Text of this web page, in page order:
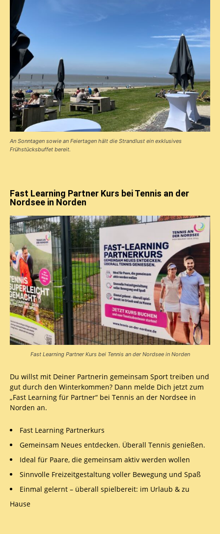
An Sonntagen sowie an Feiertagen hält die Strandlust ein exklusives
Frühstücks­buffet bereit.
Fast Learning Partner Kurs bei Tennis an der
Nordsee in Norden
Fast Learning Partner Kurs bei Tennis an der Nordsee in Norden
Du willst mit Deiner Partnerin gemeinsam Sport treiben und
gut durch den Winterkommen? Dann melde Dich jetzt zum
„Fast Learning für Partner“ bei Tennis an der Nordsee in
Norden an.
Fast Learning Partnerkurs
Gemeinsam Neues entdecken. Überall Tennis genießen.
Ideal für Paare, die gemeinsam aktiv werden wollen
Sinnvolle Freizeitgestaltung voller Bewegung und Spaß
Einmal gelernt – überall spielbereit: im Urlaub & zu
Hause